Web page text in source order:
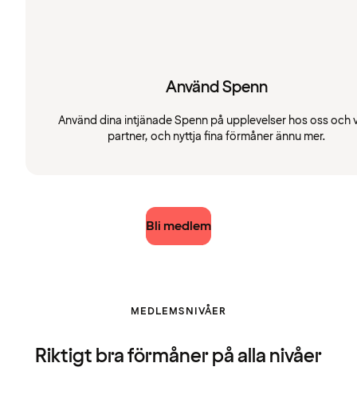
Använd Spenn
Använd dina intjänade Spenn på upplevelser hos oss och
partner, och nyttja fina förmåner ännu mer.
Bli medlem
MEDLEMSNIVÅER
Riktigt bra förmåner på alla nivåer